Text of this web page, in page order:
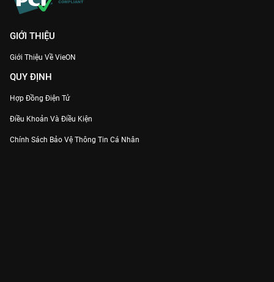
GIỚI THIỆU
Giới Thiệu Về VieON
QUY ĐỊNH
Hợp Đồng Điện Tử
Điều Khoản Và Điều Kiện
Chính Sách Bảo Vệ Thông Tin Cá Nhân